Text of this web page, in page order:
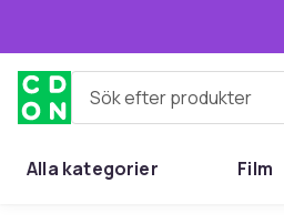
Sök efter produkter
Alla kategorier Film